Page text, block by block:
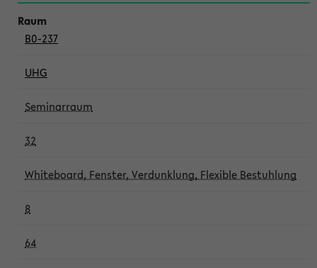
B0-237
UHG
Seminarraum
32
Whiteboard, Fenster, Verdunklung, Flexible Bestuhlung
8
64